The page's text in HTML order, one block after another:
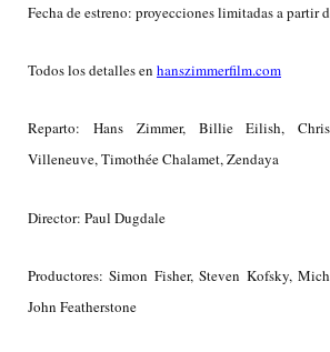
Fecha de estreno: proyecciones limitadas a partir
Todos los detalles en hanszimmerfilm.com
Reparto: Hans Zimmer, Billie Eilish,
Villeneuve, Timothée Chalamet, Zendaya
Director: Paul Dugdale
Productores: Simon Fisher, Steven Kofsky,
John Featherstone